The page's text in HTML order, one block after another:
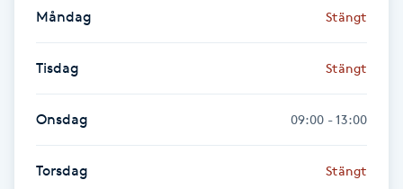
Fransrengöring
Frekvensterapi
Friskvård
Friskvårdsmassage
Måndag Stängt
Tisdag Stängt
Onsdag 09:00 - 13:00
Torsdag Stängt